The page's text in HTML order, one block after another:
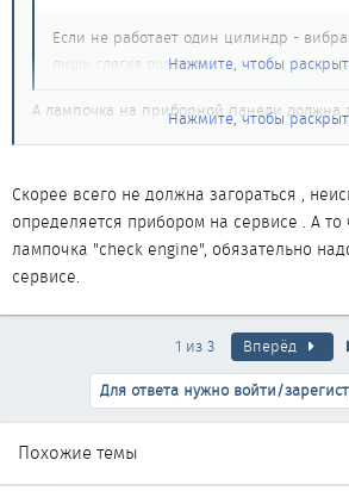
Если не работает один цилиндр -
лишь слегка ощутима.Нажмите, чтобы
А лампочка на приборной панели должна
У меня одно время примерно на 30 секунд
индикатор "check engine", происходило это
10-20 после холодного запуска, либо уже в
тоже непосредственно после выезда со
индикатор гас и больше не загорался до
Продолжалось это дня четыре, и вот когда
в сервис, проблема сама собой исчезла.
Нажмите, чтобы
Скорее всего не должна загораться ,
определяется прибором на сервисе . А то
лампочка "check engine", обязательно
сервисе.
1 из 3 Вперёд
Для ответа нужно войти/
Похожие темы